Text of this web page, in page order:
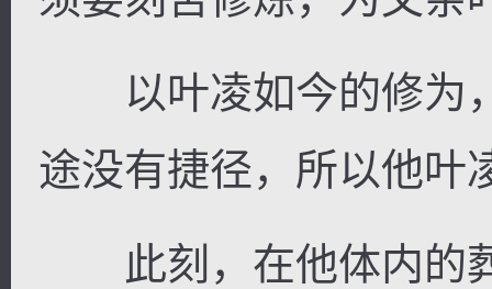
以叶凌如今的修为
途没有捷径，所以他叶
此刻，在他体内的